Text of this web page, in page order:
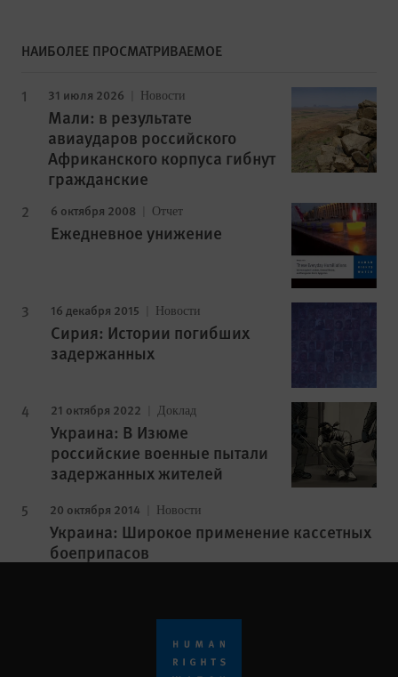
НАИБОЛЕЕ ПРОСМАТРИВАЕМОЕ
31 июля 2026 Новости
Мали: в результате
авиаударов российского
Африканского корпуса гибнут
гражданские
6 октября 2008 Отчет
Ежедневное унижение
16 декабря 2015 Новости
Сирия: Истории погибших
задержанных
21 октября 2022 Доклад
Украина: В Изюме
российские военные пытали
задержанных жителей
20 октября 2014 Новости
Украина: Широкое применение кассетных
боеприпасов